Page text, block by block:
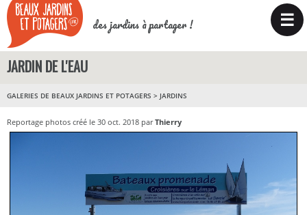
des jardins à partager ! ☰
JARDIN DE L'EAU
GALERIES DE BEAUX JARDINS ET POTAGERS > JARDINS
Reportage photos créé le 30 oct. 2018 parThierry